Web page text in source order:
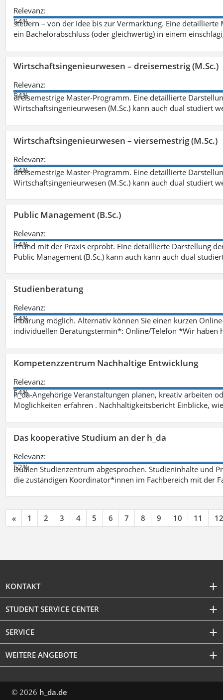
Relevanz:
54%
steuern – von der Idee bis zur Vermarktung. Eine
ein Bachelorabschluss (oder gleichwertig) in einem
Wirtschaftsingenieurwesen – dreisemestrig (M.Sc.)
Relevanz:
54%
dreisemestrige Master-Programm. Eine detaillierte
Wirtschaftsingenieurwesen (M.Sc.) kann auch dual studiert
Wirtschaftsingenieurwesen – viersemestrig (M.Sc.)
Relevanz:
54%
dreisemestrige Master-Programm. Eine detaillierte
Wirtschaftsingenieurwesen (M.Sc.) kann auch dual studiert
Public Management (B.Sc.)
Relevanz:
54%
in und mit der Praxis erprobt. Eine detaillierte Darstellung
Public Management (B.Sc.) kann auch kann auch dual
Studienberatung
Relevanz:
54%
inbarung möglich. Alternativ können Sie einen kurzen
individuellen Beratungstermin*: Online/Telefon *Wir haben
Kompetenzzentrum Nachhaltige Entwicklung
Relevanz:
54%
h_da-Angehörige Veranstaltungen planen, kreativ arbeiten
Möglichkeiten erfahren . Nachhaltigkeitsbericht Einblicke,
Das kooperative Studium an der h_da
Relevanz:
52%
Dualen Studienzentrum abgesprochen. Studieninhalte und
die zuständigen Koordinator*innen im Fachbereich mit der
« 1 2 3 4 5 6 7 8 9 10 11 12
KONTAKT
STUDENT SERVICE CENTER
SERVICE
WEITERE ANGEBOTE
© 2026 h_da.de